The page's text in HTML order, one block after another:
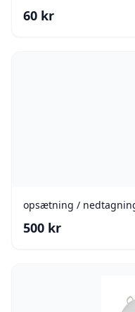
60 kr
opsætning /
500 kr